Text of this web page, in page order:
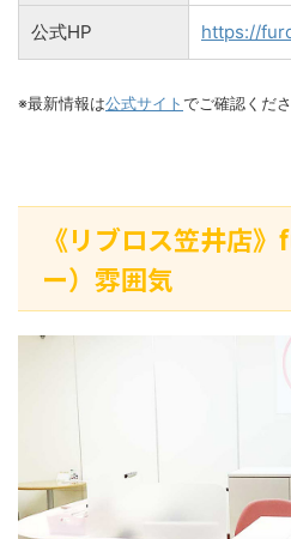
公式HP https://
※最新情報は公式サイト でご確認くださ
《リブロス笠井店
ー）雰囲気